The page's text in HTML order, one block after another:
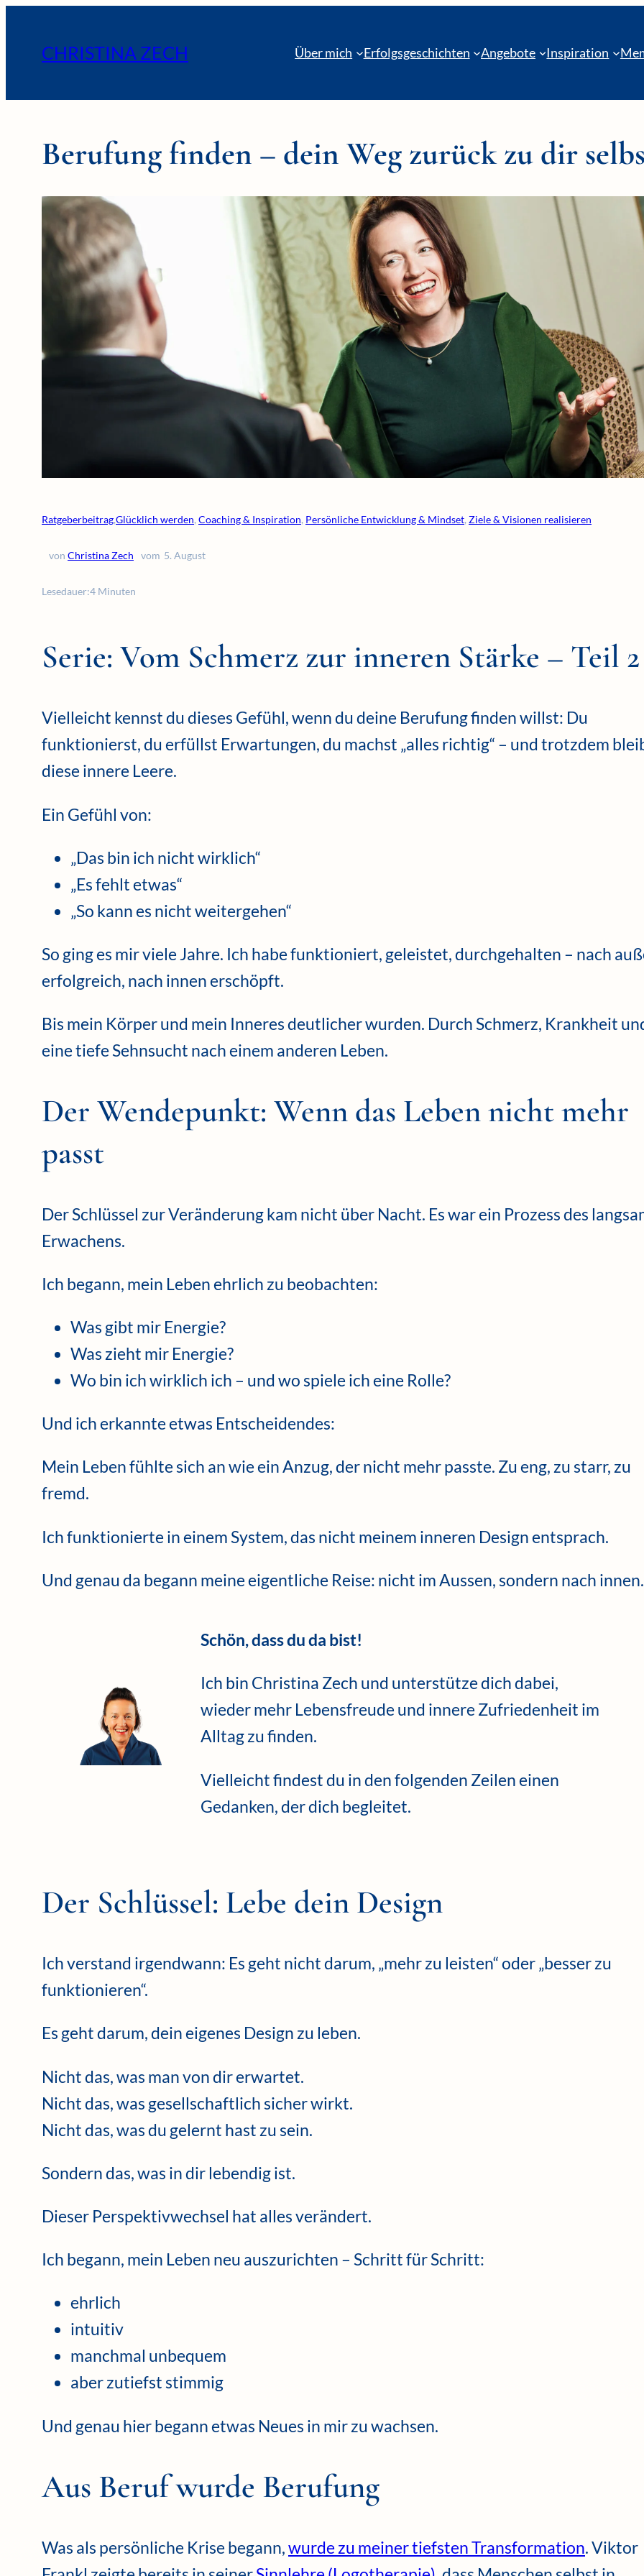
CHRISTINA ZECH Über mich Erfolgsgeschichten Angebote Inspiration
Berufung finden – dein Weg zurück zu dir
Ratgeberbeitrag,Glücklich werden, Coaching & Inspiration, Persönliche Entwicklung & Mindset, Ziele & Visionen realisieren
von Christina Zech vom 5. August
Lesedauer:4 Minuten
Serie: Vom Schmerz zur inneren Stärke – Teil 2
Vielleicht kennst du dieses Gefühl, wenn du deine Berufung finden willst: Du
funktionierst, du erfüllst Erwartungen, du machst „alles richtig“ – und trotzdem
diese innere Leere.
Ein Gefühl von:
„Das bin ich nicht wirklich“
„Es fehlt etwas“
„So kann es nicht weitergehen“
So ging es mir viele Jahre. Ich habe funktioniert, geleistet, durchgehalten – nach
erfolgreich, nach innen erschöpft.
Bis mein Körper und mein Inneres deutlicher wurden. Durch Schmerz, Krankheit
eine tiefe Sehnsucht nach einem anderen Leben.
Der Wendepunkt: Wenn das Leben nicht mehr
passt
Der Schlüssel zur Veränderung kam nicht über Nacht. Es war ein Prozess des
Erwachens.
Ich begann, mein Leben ehrlich zu beobachten:
Was gibt mir Energie?
Was zieht mir Energie?
Wo bin ich wirklich ich – und wo spiele ich eine Rolle?
Und ich erkannte etwas Entscheidendes:
Mein Leben fühlte sich an wie ein Anzug, der nicht mehr passte. Zu eng, zu starr, zu
fremd.
Ich funktionierte in einem System, das nicht meinem inneren Design entsprach.
Und genau da begann meine eigentliche Reise: nicht im Aussen, sondern nach innen.
Schön, dass du da bist!
Ich bin Christina Zech und unterstütze dich dabei,
wieder mehr Lebensfreude und innere Zufriedenheit im
Alltag zu finden.
Vielleicht findest du in den folgenden Zeilen einen
Gedanken, der dich begleitet.
Der Schlüssel: Lebe dein Design
Ich verstand irgendwann: Es geht nicht darum, „mehr zu leisten“ oder „besser zu
funktionieren“.
Es geht darum, dein eigenes Design zu leben.
Nicht das, was man von dir erwartet.
Nicht das, was gesellschaftlich sicher wirkt.
Nicht das, was du gelernt hast zu sein.
Sondern das, was in dir lebendig ist.
Dieser Perspektivwechsel hat alles verändert.
Ich begann, mein Leben neu auszurichten – Schritt für Schritt:
ehrlich
intuitiv
manchmal unbequem
aber zutiefst stimmig
Und genau hier begann etwas Neues in mir zu wachsen.
Aus Beruf wurde Berufung
Was als persönliche Krise begann,wurde zu meiner tiefsten Transformation. Viktor